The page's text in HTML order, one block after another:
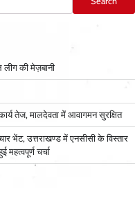
लीग की मेज़बानी
कार्य तेज, मालदेवता में आवागमन सुरक्षित
भेंट, उत्तराखण्ड में एनसीसी के विस्तार
चर्चा